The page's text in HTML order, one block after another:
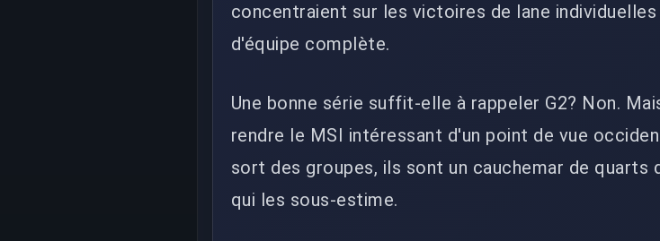
concentraient sur les victoires de lane
d'équipe complète.
Une bonne série suffit-elle à rappeler G2? Non.
rendre le MSI intéressant d'un point de vue
sort des groupes, ils sont un cauchemar de quarts
qui les sous-estime.